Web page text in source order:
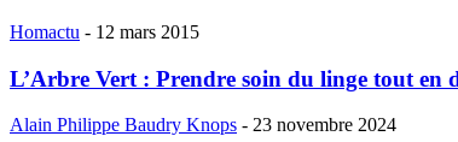
Homactu - 12 mars 2015
L’Arbre Vert : Prendre soin du linge tout en
Alain Philippe Baudry Knops - 23 novembre 2024